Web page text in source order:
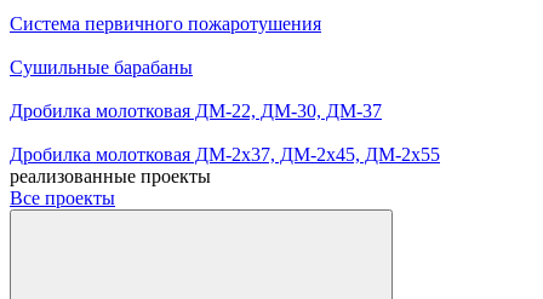
Система первичного пожаротушения
Сушильные барабаны
Дробилка молотковая ДМ-22, ДМ-30, ДМ-37
Дробилка молотковая ДМ-2х37, ДМ-2х45, ДМ-2х55
реализованные проекты
Все проекты